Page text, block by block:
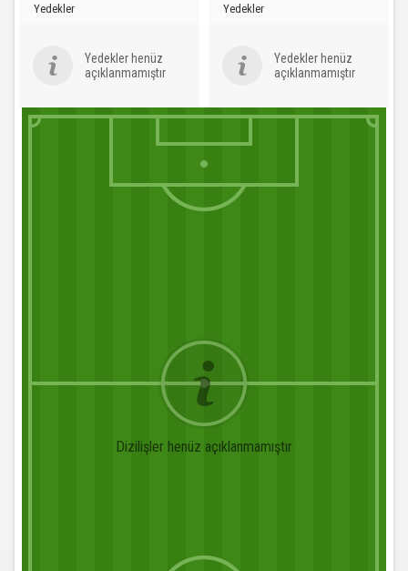
Yedekler
Yedekler henüz
açıklanmamıştır
Yedekler
Yedekler henüz
açıklanmamıştır
Dizilişler henüz açıklanmamıştır